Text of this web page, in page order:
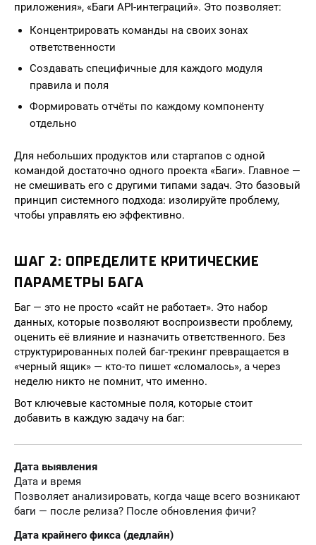
приложения», «Баги API-интеграций». Это позволяет:
Концентрировать команды на своих зонах
ответственности
Создавать специфичные для каждого модуля
правила и поля
Формировать отчёты по каждому компоненту
отдельно
Для небольших продуктов или стартапов с одной
командой достаточно одного проекта «Баги». Главное —
не смешивать его с другими типами задач. Это базовый
принцип системного подхода: изолируйте проблему,
чтобы управлять ею эффективно.
ШАГ 2: ОПРЕДЕЛИТЕ КРИТИЧЕСКИЕ
ПАРАМЕТРЫ БАГА
Баг — это не просто «сайт не работает». Это набор
данных, которые позволяют воспроизвести проблему,
оценить её влияние и назначить ответственного. Без
структурированных полей баг-трекинг превращается в
«черный ящик» — кто-то пишет «сломалось», а через
неделю никто не помнит, что именно.
Вот ключевые кастомные поля, которые стоит
добавить в каждую задачу на баг:
Дата выявления
Дата и время
Позволяет анализировать, когда чаще всего возникают
баги — после релиза? После обновления фичи?
Дата крайнего фикса (дедлайн)